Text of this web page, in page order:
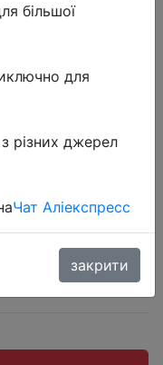
клещи
більшої
для
різних джерел
Чат Аліекспресс
закрити